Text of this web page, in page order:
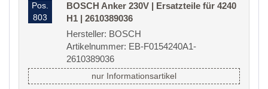
Pos.
803
BOSCH Anker 230V | Ersatzteile für 4240
H1 | 2610389036
Hersteller: BOSCH
Artikelnummer: EB-F0154240A1-
2610389036
nur Informationsartikel